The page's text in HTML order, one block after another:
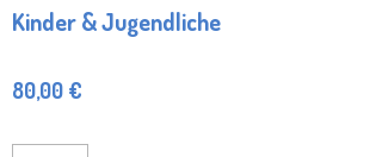
Kinder & Jugendliche
80,00 €